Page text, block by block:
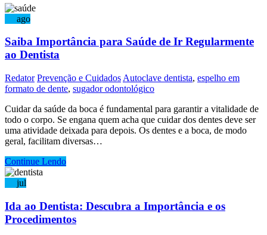
ago
Saiba Importância para Saúde de Ir Regularmente
ao Dentista
Redator Prevenção e Cuidados Autoclave dentista, espelho em
formato de dente, sugador odontológico
Cuidar da saúde da boca é fundamental para garantir a vitalidade de
todo o corpo. Se engana quem acha que cuidar dos dentes deve ser
uma atividade deixada para depois. Os dentes e a boca, de modo
geral, facilitam diversas…
Continue Lendo
jul
Ida ao Dentista: Descubra a Importância e os
Procedimentos